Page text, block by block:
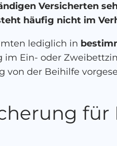
Versicherten
häufig nicht im
lediglich in
Ein- oder
der Beihilfe
für